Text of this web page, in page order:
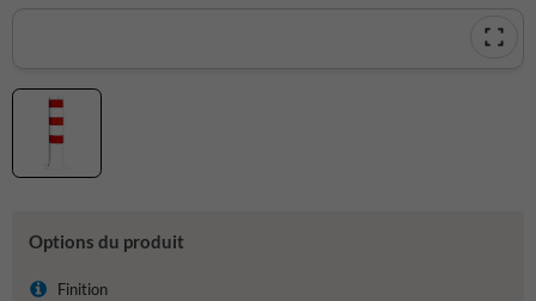
Options du produit
Finition